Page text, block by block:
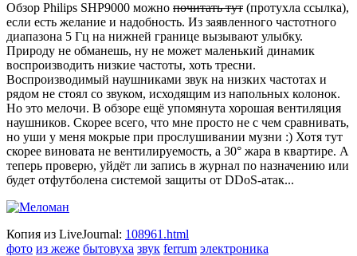
Обзор Philips SHP9000 можно почитать тут (протухла ссылка),
если есть желание и надобность. Из заявленного частотного
диапазона 5 Гц на нижней границе вызывают улыбку.
Природу не обманешь, ну не может маленький динамик
воспроизводить низкие частоты, хоть тресни.
Воспроизводимый наушниками звук на низких частотах и
рядом не стоял со звуком, исходящим из напольных колонок.
Но это мелочи. В обзоре ещё упомянута хорошая вентиляция
наушников. Скорее всего, что мне просто не с чем сравнивать,
но уши у меня мокрые при прослушивании музни :) Хотя тут
скорее виновата не вентилируемость, а 30° жара в квартире. А
теперь проверю, уйдёт ли запись в журнал по назначению или
будет отфутболена системой защиты от DDoS-атак...
Копия из LiveJournal: 108961.html
фото из жеже бытовуха звук ferrum электроника